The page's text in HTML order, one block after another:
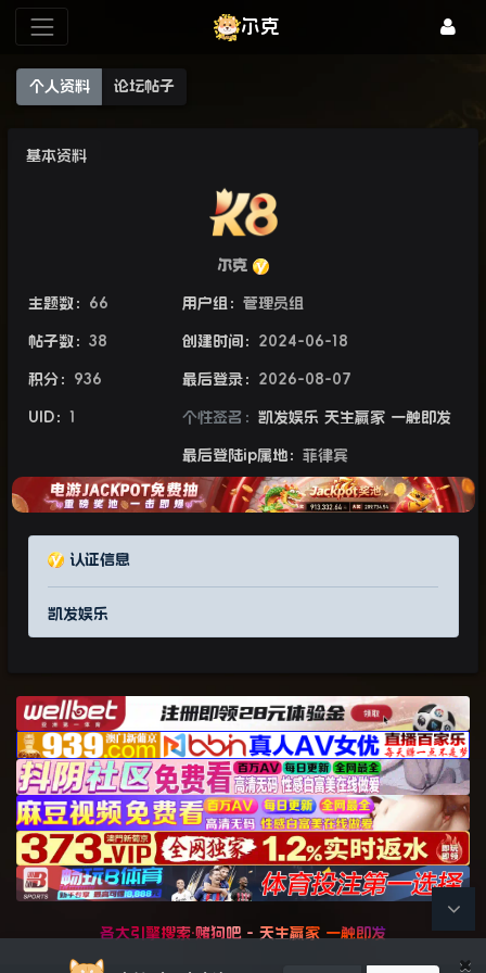
尔克
个人资料 论坛帖子
基本资料
尔克
主题数： 66
帖子数： 38
积分： 936
UID： 1
用户组： 管理员组
创建时间： 2024-06-18
最后登录： 2026-08-07
个性签名： 凯发娱乐 天生赢家 一触即发
最后登陆ip属地： 菲律宾
认证信息
凯发娱乐
各大引擎搜索·赌狗吧 - 天生赢家 一触即发
×